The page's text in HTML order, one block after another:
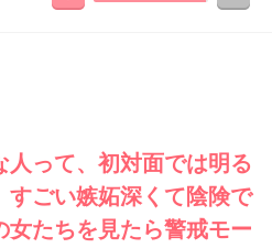
って、初対面では明る
すごい嫉妬深くて陰険で
女たちを見たら警戒モー